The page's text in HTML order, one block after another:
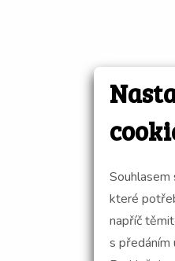
které
napříč těmito
s předáním